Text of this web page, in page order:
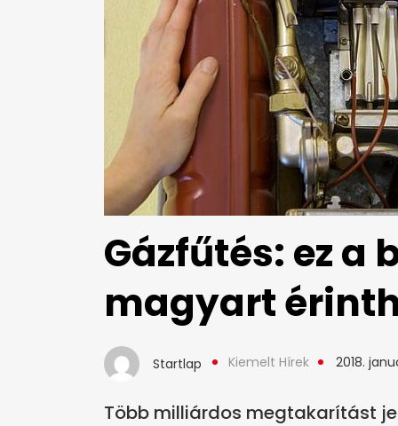
Gázfűtés: ez a
magyart
Startlap Kiemelt Hírek 2018.
Több milliárdos megtakarítást